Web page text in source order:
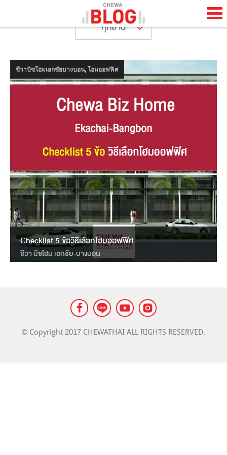
HOME
CHEWA BLOG
HOW TO
COOL STUFF
LANDMARK
MASS TRANSIT NEWS
ทุกย่าน
Checklist 5 ข้อวิธีเลือกโฮมออฟฟิศ
ชีวา บิซโฮม เอกชัย-บางบอน
ชีวาบิซโฮมเอกชัยบางบอน, โฮมออฟฟิศ
© Copyright 2017 CHEWATHAI ALL RIGHTS RESERVED.